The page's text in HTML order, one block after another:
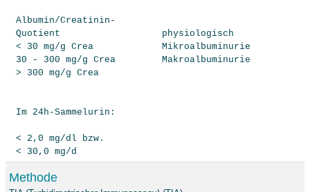
Albumin/Creatinin-
Quotient
< 30 mg/g Crea
30 - 300 mg/g Crea
> 300 mg/g Crea
Im 24h-Sammelurin:
< 2,0 mg/dl bzw.
< 30,0 mg/d
physiologisch
Mikroalbuminurie
Makroalbuminurie
Methode